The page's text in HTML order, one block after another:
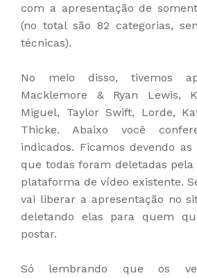
com a apresentação de
(no total são 82 categorias,
técnicas).
No meio disso, tivemos
Macklemore & Ryan Lewis,
Miguel, Taylor Swift, Lorde,
Thicke. Abaixo você
indicados. Ficamos devendo
que todas foram deletadas
plataforma de vídeo existente.
vai liberar a apresentação no
deletando elas para quem
postar.
Só lembrando que os